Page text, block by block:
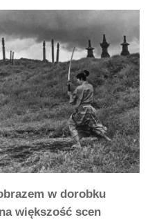
w dorobku
większość scen